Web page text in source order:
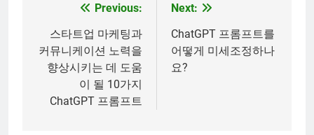
탐
색
Previous:
스타트업 마케팅과
커뮤니케이션 노력을
향상시키는 데 도움
이 될 10가지
ChatGPT 프롬프트
Next:
ChatGPT 프롬프트를
어떻게 미세조정하나
요?